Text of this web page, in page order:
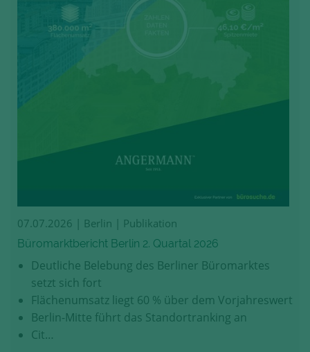
07.07.2026 | Berlin | Publikation
Büromarktbericht Berlin 2. Quartal 2026
Deutliche Belebung des Berliner Büromarktes
setzt sich fort
Flächenumsatz liegt 60 % über dem Vorjahreswert
Berlin-Mitte führt das Standortranking an
Cit…